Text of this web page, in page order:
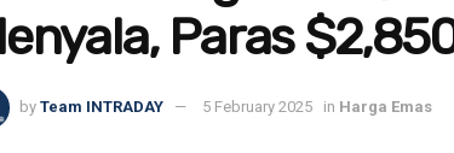
Paras
by Team INTRADAY 5 February 2025 in Harga Emas